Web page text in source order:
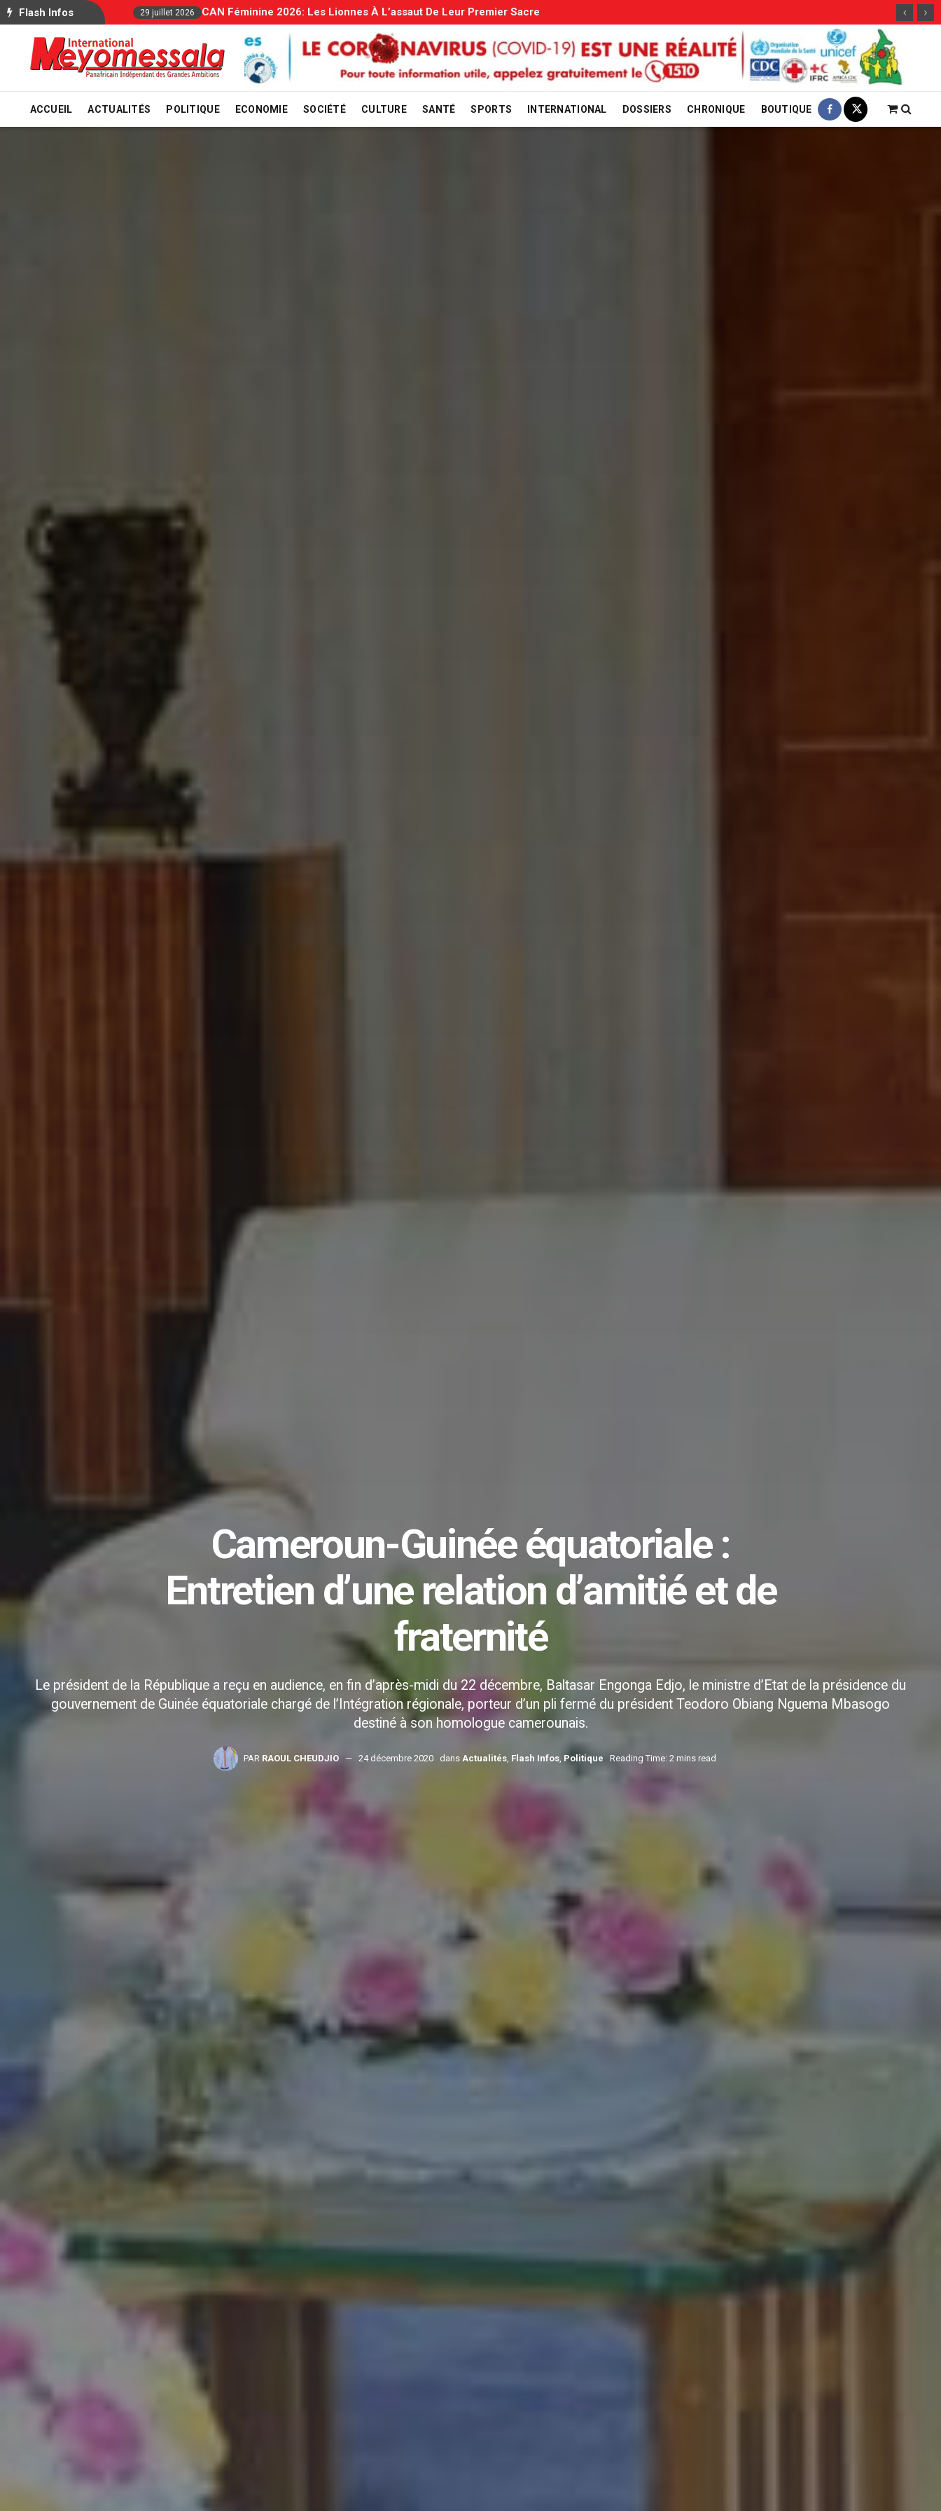
ACCUEIL ACTUALITÉS POLITIQUE ECONOMIE SOCIÉTÉ CULTURE SANTÉ SPORTS INTERNATIONAL DOSSIERS CHRONIQUE BOUTIQUE
Cameroun-Guinée équatoriale :
Entretien d’une relation d’amitié et de
fraternité
Le président de la République a reçu en audience, en fin d’après-midi du 22 décembre, Baltasar Engonga Edjo, le ministre d’Etat de la présidence du
gouvernement de Guinée équatoriale chargé de l’Intégration régionale, porteur d’un pli fermé du président Teodoro Obiang Nguema Mbasogo
destiné à son homologue camerounais.
PAR RAOUL CHEUDJIO 24 décembre 2020 dans Actualités Flash Infos Politique Reading Time: 2 mins read
Flash Infos 29 juillet 2026 Allocations Familiales: Le Gouvernement Entame La Vérification 29